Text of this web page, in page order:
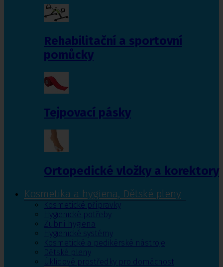
Rehabilitační a sportovní
pomůcky
Tejpovací pásky
Ortopedické vložky a korektory
Kosmetika a hygiena, Dětské pleny
Kosmetické přípravky
Hygienické potřeby
Zubní hygiena
Hygienické systémy
Kosmetické a pedikérské nástroje
Dětské pleny
Úklidové prostředky pro domácnost